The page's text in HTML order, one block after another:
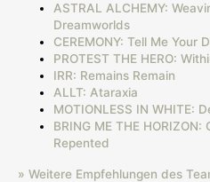
ASTRAL ALCHEMY:
Dreamworlds
CEREMONY: Tell Me Your
PROTEST THE HERO:
IRR: Remains Remain
ALLT: Ataraxia
MOTIONLESS IN WHITE:
BRING ME THE HORIZON:
Repented
» Weitere Empfehlungen des